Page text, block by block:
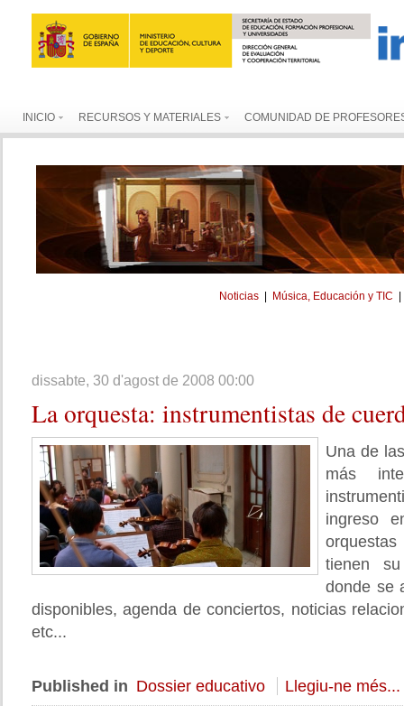
INICIO RECURSOS Y MATERIALES COMUNIDAD DE
Noticias Música, Educación y TIC
dissabte, 30 d'agost de 2008 00:00
Laorquesta: instrumentistas de
Una de
más
ingreso
tienen
donde se
disponibles, agenda de conciertos, noticias
etc...
Published in Dossier educativo Llegiu-ne més...